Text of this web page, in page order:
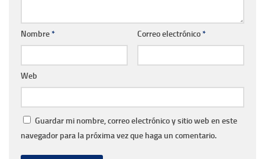
Nombre* Correo electrónico*
Web
Guardar mi nombre, correo electrónico y sitio web en este
navegador para la próxima vez que haga un comentario.